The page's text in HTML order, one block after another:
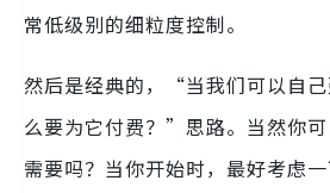
常低级别的细粒度控制。
然后是经典的，“当我们可以自
么要为它付费？”思路。当然你
需要吗？当你开始时，最好考虑